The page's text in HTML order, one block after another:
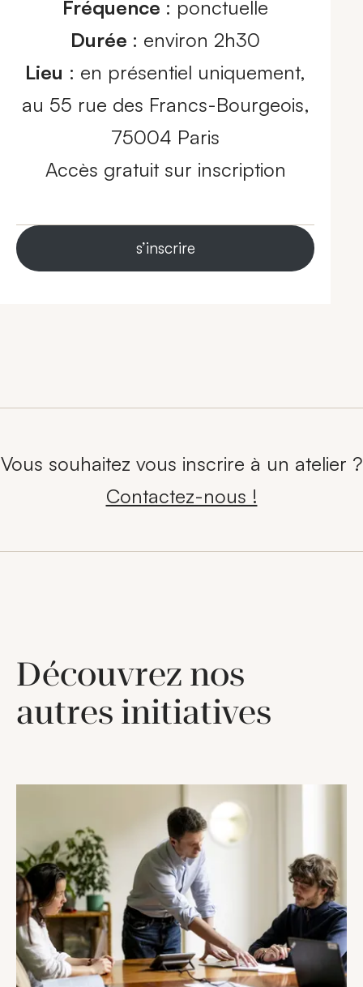
Fréquence : ponctuelle
Durée : environ 2h30
Lieu : en présentiel uniquement,
au 55 rue des Francs-Bourgeois,
75004 Paris
Accès gratuit sur inscription
s’inscrire
Vous souhaitez vous inscrire à un atelier ?
Contactez-nous !
Découvrez nos
autres initiatives